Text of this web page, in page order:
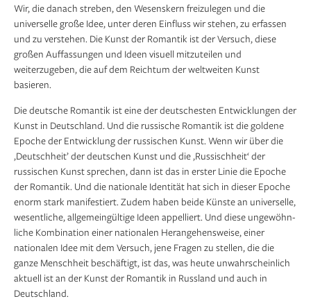
Wir, die danach streben, den Wesenskern freizulegen und die
universelle große Idee, unter deren Einfluss wir stehen, zu erfassen
und zu verstehen. Die Kunst der Romantik ist der Versuch, diese
großen Auffassungen und Ideen visuell mitzu­teilen und
weiterzugeben, die auf dem Reichtum der weltweiten Kunst
basieren.
Die deutsche Romantik ist eine der deutschesten Entwicklungen der
Kunst in Deutschland. Und die russische Romantik ist die goldene
Epoche der Entwicklung der russischen Kunst. Wenn wir über die
‚Deutschheit’ der deutschen Kunst und die ‚Russischheit‘ der
russischen Kunst sprechen, dann ist das in erster Linie die Epoche
der Romantik. Und die nationale Identität hat sich in dieser Epoche
enorm stark manifestiert. Zudem haben beide Künste an universelle,
wesentliche, allgemeingültige Ideen appelliert. Und diese ungewöhn­
liche Kombination einer nationalen Herangehensweise, einer
nationalen Idee mit dem Versuch, jene Fragen zu stellen, die die
ganze Menschheit beschäftigt, ist das, was heute unwahrscheinlich
aktuell ist an der Kunst der Romantik in Russland und auch in
Deutschland.